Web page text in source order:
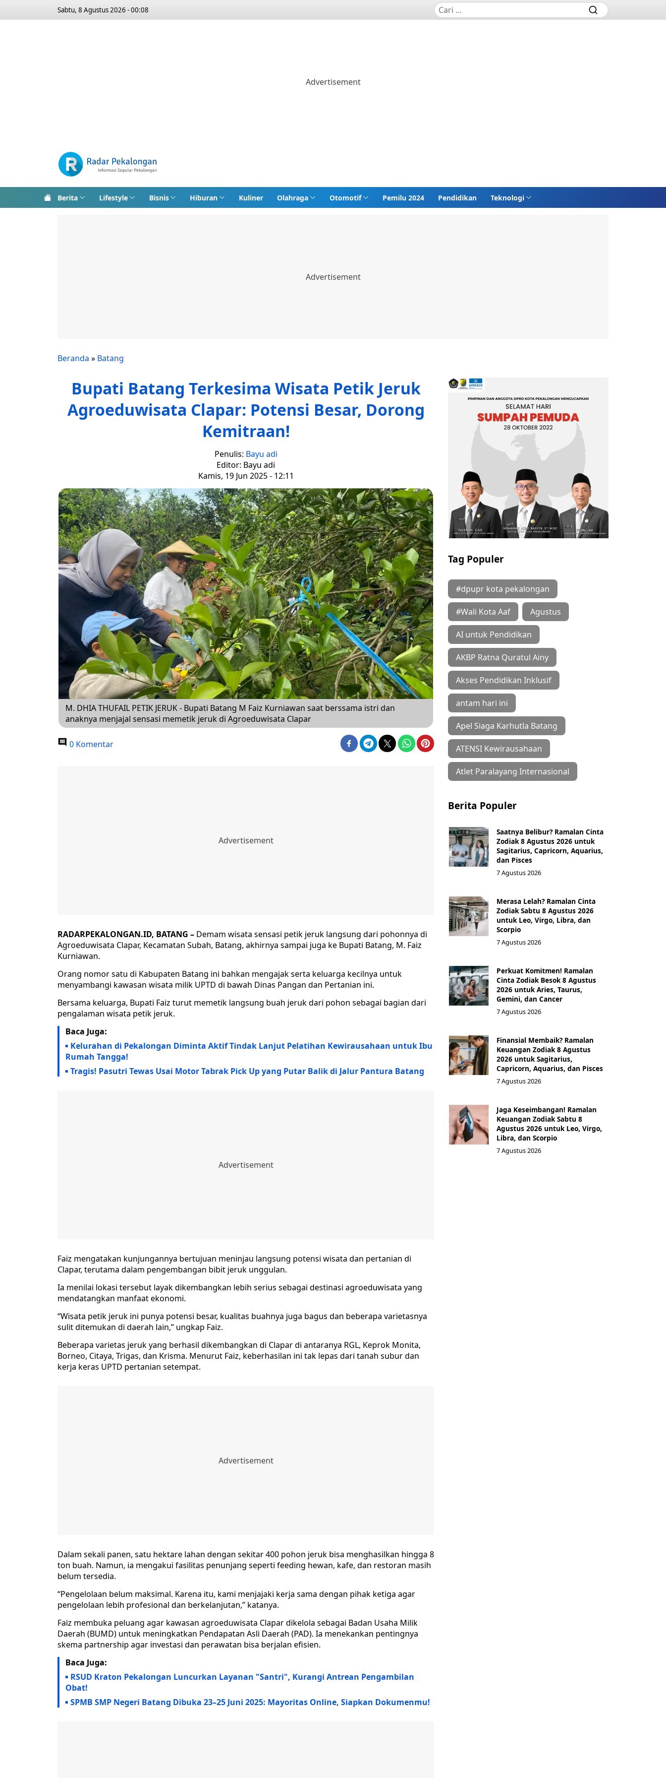
Sabtu, 8 Agustus 2026 - 00:08
Berita Lifestyle Bisnis Hiburan Kuliner Olahraga Otomotif Pemilu 2024 Pendidikan Teknologi
Beranda » Batang
Bupati Batang Terkesima Wisata Petik Jeruk
Agroeduwisata Clapar: Potensi Besar, Dorong
Kemitraan!
Penulis: Bayu adi
Editor: Bayu adi
Kamis, 19 Jun 2025 - 12:11
M. DHIA THUFAIL PETIK JERUK - Bupati Batang M Faiz Kurniawan saat berssama istri dan
anaknya menjajal sensasi memetik jeruk di Agroeduwisata Clapar
0 Komentar
RADARPEKALONGAN.ID, BATANG – Demam wisata sensasi petik jeruk langsung dari pohonnya di
Agroeduwisata Clapar, Kecamatan Subah, Batang, akhirnya sampai juga ke Bupati Batang, M. Faiz
Kurniawan.
Orang nomor satu di Kabupaten Batang ini bahkan mengajak serta keluarga kecilnya untuk
menyambangi kawasan wisata milik UPTD di bawah Dinas Pangan dan Pertanian ini.
Bersama keluarga, Bupati Faiz turut memetik langsung buah jeruk dari pohon sebagai bagian dari
pengalaman wisata petik jeruk.
Baca Juga:
Kelurahan di Pekalongan Diminta Aktif Tindak Lanjut Pelatihan Kewirausahaan untuk Ibu
Rumah Tangga!
Tragis! Pasutri Tewas Usai Motor Tabrak Pick Up yang Putar Balik di Jalur Pantura Batang
Faiz mengatakan kunjungannya bertujuan meninjau langsung potensi wisata dan pertanian di
Clapar, terutama dalam pengembangan bibit jeruk unggulan.
Ia menilai lokasi tersebut layak dikembangkan lebih serius sebagai destinasi agroeduwisata yang
mendatangkan manfaat ekonomi.
“Wisata petik jeruk ini punya potensi besar, kualitas buahnya juga bagus dan beberapa varietasnya
sulit ditemukan di daerah lain,” ungkap Faiz.
Beberapa varietas jeruk yang berhasil dikembangkan di Clapar di antaranya RGL, Keprok Monita,
Borneo, Citaya, Trigas, dan Krisma. Menurut Faiz, keberhasilan ini tak lepas dari tanah subur dan
kerja keras UPTD pertanian setempat.
Dalam sekali panen, satu hektare lahan dengan sekitar 400 pohon jeruk bisa menghasilkan hingga 8
ton buah. Namun, ia mengakui fasilitas penunjang seperti feeding hewan, kafe, dan restoran masih
belum tersedia.
“Pengelolaan belum maksimal. Karena itu, kami menjajaki kerja sama dengan pihak ketiga agar
pengelolaan lebih profesional dan berkelanjutan,” katanya.
Faiz membuka peluang agar kawasan agroeduwisata Clapar dikelola sebagai Badan Usaha Milik
Daerah (BUMD) untuk meningkatkan Pendapatan Asli Daerah (PAD). Ia menekankan pentingnya
skema partnership agar investasi dan perawatan bisa berjalan efisien.
Baca Juga:
RSUD Kraton Pekalongan Luncurkan Layanan "Santri", Kurangi Antrean Pengambilan
Obat!
SPMB SMP Negeri Batang Dibuka 23–25 Juni 2025: Mayoritas Online, Siapkan Dokumenmu!
Tag Populer
#dpupr kota pekalongan
#Wali Kota Aaf Agustus
AI untuk Pendidikan
AKBP Ratna Quratul Ainy
Akses Pendidikan Inklusif
antam hari ini
Apel Siaga Karhutla Batang
ATENSI Kewirausahaan
Atlet Paralayang Internasional
Berita Populer
Saatnya Belibur? Ramalan Cinta
Zodiak 8 Agustus 2026 untuk
Sagitarius, Capricorn, Aquarius,
dan Pisces
7 Agustus 2026
Merasa Lelah? Ramalan Cinta
Zodiak Sabtu 8 Agustus 2026
untuk Leo, Virgo, Libra, dan
Scorpio
7 Agustus 2026
Perkuat Komitmen! Ramalan
Cinta Zodiak Besok 8 Agustus
2026 untuk Aries, Taurus,
Gemini, dan Cancer
7 Agustus 2026
Finansial Membaik? Ramalan
Keuangan Zodiak 8 Agustus
2026 untuk Sagitarius,
Capricorn, Aquarius, dan Pisces
7 Agustus 2026
Jaga Keseimbangan! Ramalan
Keuangan Zodiak Sabtu 8
Agustus 2026 untuk Leo, Virgo,
Libra, dan Scorpio
7 Agustus 2026